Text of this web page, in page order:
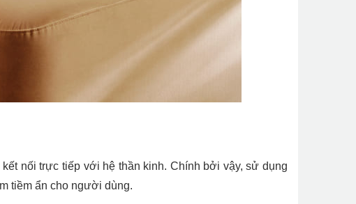
nối trực tiếp với hệ thần kinh. Chính bởi vậy, sử dụng
tiềm ẩn cho người dùng.